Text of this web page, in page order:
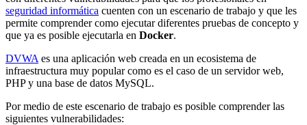
seguridad informática cuenten con un escenario de trabajo y que les
permite comprender como ejecutar diferentes pruebas de concepto y
que ya es posible ejecutarla en Docker.
DVWA es una aplicación web creada en un ecosistema de
infraestructura muy popular como es el caso de un servidor web,
PHP y una base de datos MySQL.
Por medio de este escenario de trabajo es posible comprender las
siguientes vulnerabilidades: